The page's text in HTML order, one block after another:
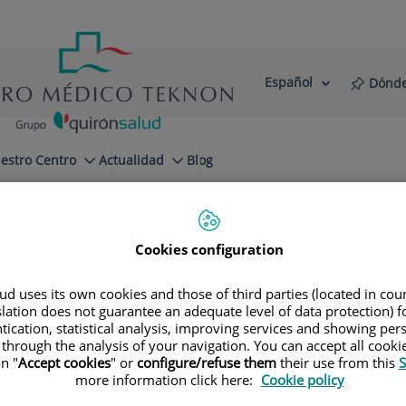
Selector
Idioma
Español
Centro Actualidad Blog
Especialidades
tu próxima cita con nuestros mejores
Cookies configuration
uses its own cookies and those of third parties (located in
does not guarantee an adequate level of data protection)
statistical analysis, improving services and showing
the analysis of your navigation. You can accept all
"Accept cookies" or configure/refuse themtheir use from this
more information click here: Cookie policy